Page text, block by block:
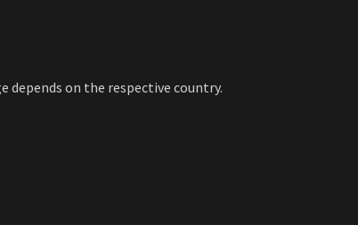
depends on the respective country.